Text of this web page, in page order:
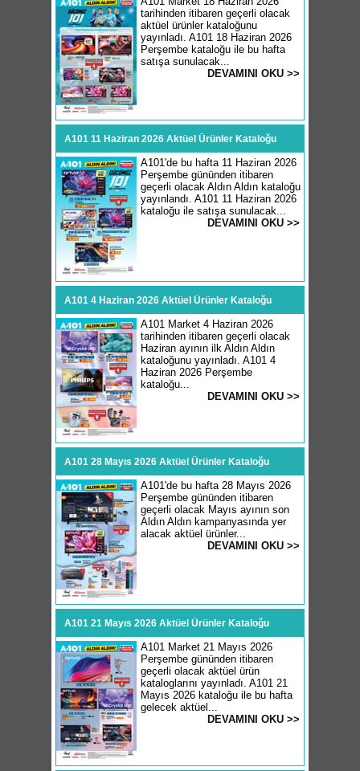
tarihinden itibaren geçerli olacak
aktüel ürünler kataloğunu
yayınladı. A101 18 Haziran 2026
Perşembe kataloğu ile bu hafta
satışa sunulacak...
DEVAMINI OKU >>
A101 11 Haziran 2026 Aktüel Ürünler Kataloğu
A101'de bu hafta 11 Haziran 2026
Perşembe gününden itibaren
geçerli olacak Aldın Aldın kataloğu
yayınlandı. A101 11 Haziran 2026
kataloğu ile satışa sunulacak...
DEVAMINI OKU >>
A101 4 Haziran 2026 Aktüel Ürünler Kataloğu
A101 Market 4 Haziran 2026
tarihinden itibaren geçerli olacak
Haziran ayının ilk Aldın Aldın
kataloğunu yayınladı. A101 4
Haziran 2026 Perşembe
kataloğu...
DEVAMINI OKU >>
A101 28 Mayıs 2026 Aktüel Ürünler Kataloğu
A101'de bu hafta 28 Mayıs 2026
Perşembe gününden itibaren
geçerli olacak Mayıs ayının son
Aldın Aldın kampanyasında yer
alacak aktüel ürünler...
DEVAMINI OKU >>
A101 21 Mayıs 2026 Aktüel Ürünler Kataloğu
A101 Market 21 Mayıs 2026
Perşembe gününden itibaren
geçerli olacak aktüel ürün
kataloglarını yayınladı. A101 21
Mayıs 2026 kataloğu ile bu hafta
gelecek aktüel...
DEVAMINI OKU >>